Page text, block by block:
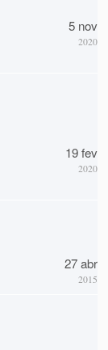
5 nov
2020
19 fev
2020
27 abr
2015